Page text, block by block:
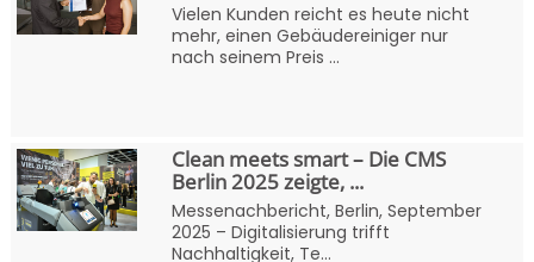
Vielen Kunden reicht es heute nicht
mehr, einen Gebäudereiniger nur
nach seinem Preis ...
Clean meets smart – Die CMS
Berlin 2025 zeigte, ...
Messenachbericht, Berlin, September
2025 – Digitalisierung trifft
Nachhaltigkeit, Te...